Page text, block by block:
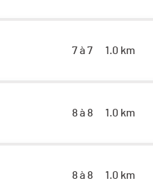
7 à 7 1.0 km
8 à 8 1.0 km
8 à 8 1.0 km